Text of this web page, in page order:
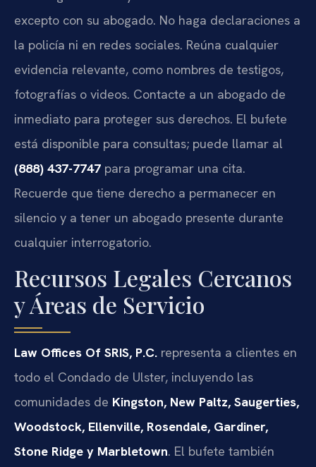
excepto con su abogado. No haga declaraciones a
la policía ni en redes sociales. Reúna cualquier
evidencia relevante, como nombres de testigos,
fotografías o videos. Contacte a un abogado de
inmediato para proteger sus derechos. El bufete
está disponible para consultas; puede llamar al
(888) 437-7747 para programar una cita.
Recuerde que tiene derecho a permanecer en
silencio y a tener un abogado presente durante
cualquier interrogatorio.
Recursos Legales Cercanos
y Áreas de Servicio
Law Offices Of SRIS, P.C. representa a clientes en
todo el Condado de Ulster, incluyendo las
comunidades de Kingston, New Paltz, Saugerties,
Woodstock, Ellenville, Rosendale, Gardiner,
Stone Ridge y Marbletown. El bufete también